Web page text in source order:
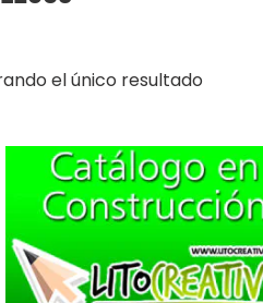
el único resultado